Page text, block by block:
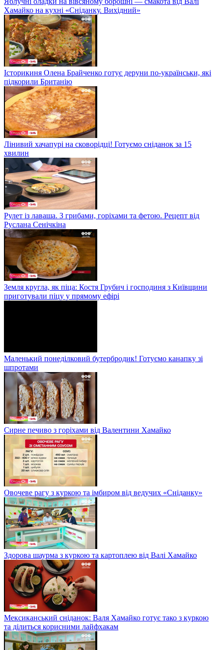
Хамайко на кухні «Сніданку. Вихідний»
Історикиня Олена Брайченко готує деруни по-українськи, які
підкорили Британію
Лінивий хачапурі на сковорідці! Готуємо сніданок за 15
хвилин
Рулет із лаваша. З грибами, горіхами та фетою. Рецепт від
Руслана Сенічкіна
Земля кругла, як піца: Костя Грубич і господиня з Київщини
приготували піцу у прямому ефірі
Маленький понеділковий бутербродик! Готуємо канапку зі
шпротами
Сирне печиво з горіхами від Валентини Хамайко
Овочеве рагу з куркою та імбиром від ведучих «Сніданку»
Здорова шаурма з куркою та картоплею від Валі Хамайко
Мексиканський сніданок: Валя Хамайко готує тако з куркою
та ділиться корисними лайфхакам